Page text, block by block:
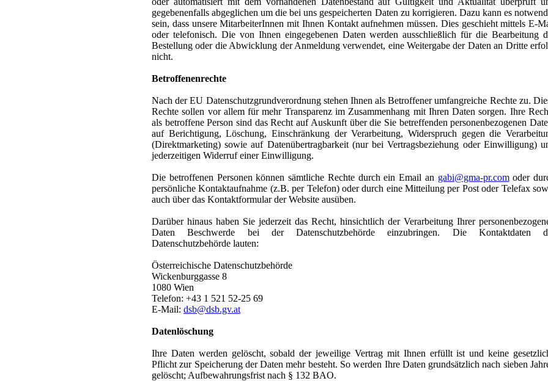
gegebenenfalls abgeglichen um die bei uns gespeicherten Daten zu korrigieren. Dazu kann es
sein, dass unsere MitarbeiterInnen mit Ihnen Kontakt aufnehmen müssen. Dies geschieht mittels E-
oder telefonisch. Die von Ihnen eingegebenen Daten werden ausschließlich für die Bearbeitung
Bestellung oder die Abwicklung der Anmeldung verwendet, eine Weitergabe der Daten an Dritte
nicht.
Betroffenenrechte
Nach der EU Datenschutzgrundverordnung stehen Ihnen als Betroffener umfangreiche Rechte zu.
Rechte sollen vor allem für mehr Transparenz im Zusammenhang mit Ihren Daten sorgen. Ihre
als betroffene Person sind das Recht auf Auskunft über die Sie betreffenden personenbezogenen
auf Berichtigung, Löschung, Einschränkung der Verarbeitung, Widerspruch gegen die
(Direktmarketing) sowie auf Datenübertragbarkeit (nur bei Vertragsbeziehung oder Einwilligung)
jederzeitigen Widerruf einer Einwilligung.
Die betroffenen Personen können sämtliche Rechte durch ein Email an gabi@gma-pr.comoder
persönliche Kontaktaufnahme (z.B. per Telefon) oder durch eine Mitteilung per Post oder Telefax
auch über das Kontaktformular der Website ausüben.
Darüber hinaus haben Sie jederzeit das Recht, hinsichtlich der Verarbeitung Ihrer
Daten Beschwerde bei der Datenschutzbehörde einzubringen. Die Kontaktdaten
Datenschutzbehörde lauten:
Österreichische Datenschutzbehörde
Wickenburggasse 8
1080 Wien
Telefon: +43 1 521 52-25 69
E‑Mail: dsb@dsb.gv.at
Datenlöschung
Ihre Daten werden gelöscht, sobald der jeweilige Vertrag mit Ihnen erfüllt ist und keine
Pflicht zur Speicherung der Daten mehr besteht. So werden Ihre Daten grundsätzlich nach sieben
gelöscht; Aufbewahrungsfrist nach § 132 BAO.